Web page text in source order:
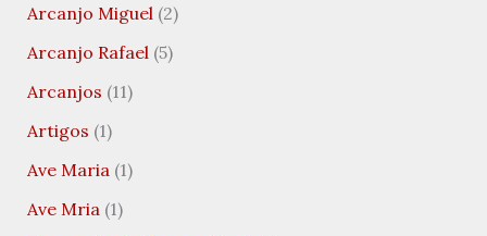
Arcanjo Miguel(2)
Arcanjo Rafael(5)
Arcanjos (11)
Artigos (1)
Ave Maria(1)
Ave Mria(1)